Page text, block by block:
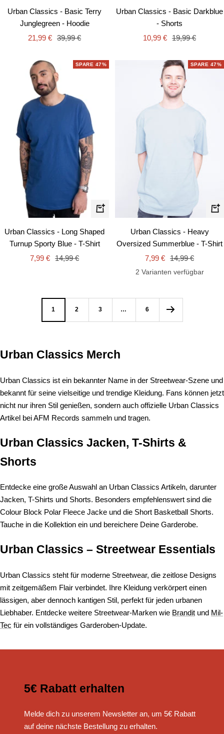
Urban Classics - Basic Terry
Junglegreen - Hoodie
Angebotspreis
21,99 € Regulärer
39,99 €
Urban Classics - Basic Darkblue
- Shorts
Angebotspreis
10,99 € Regulärer
19,99 €
SPARE 47%
Schnellansicht
Urban Classics - Long Shaped
Turnup Sporty Blue - T-Shirt
Angebotspreis
7,99 € Regulärer
14,99 €
SPARE 47%
Urban Classics - Heavy
Oversized Summerblue - T-Shirt
Angebotspreis
7,99 € Regulärer
Preis
14,99 €
2 Varianten verfügbar
1 2 3 … 6
Urban Classics Merch
Urban Classics ist ein bekannter Name in der Streetwear-Szene und
bekannt für seine vielseitige und trendige Kleidung. Fans können jetzt
nicht nur ihren Stil genießen, sondern auch offizielle Urban Classics
Artikel bei AFM Records sammeln und tragen.
Urban Classics Jacken, T-Shirts &
Shorts
Entdecke eine große Auswahl an Urban Classics Artikeln, darunter
Jacken, T-Shirts und Shorts. Besonders empfehlenswert sind die
Colour Block Polar Fleece Jacke und die Short Basketball Shorts.
Tauche in die Kollektion ein und bereichere Deine Garderobe.
Urban Classics – Streetwear Essentials
Urban Classics steht für moderne Streetwear, die zeitlose Designs
mit zeitgemäßem Flair verbindet. Ihre Kleidung verkörpert einen
lässigen, aber dennoch kantigen Stil, perfekt für jeden urbanen
Liebhaber. Entdecke weitere Streetwear-Marken wie Brandit und Mil-
Tec für ein vollständiges Garderoben-Update.
5€ Rabatt erhalten
Melde dich zu unserem Newsletter an, um 5€ Rabatt
auf deine nächste Bestellung zu erhalten.